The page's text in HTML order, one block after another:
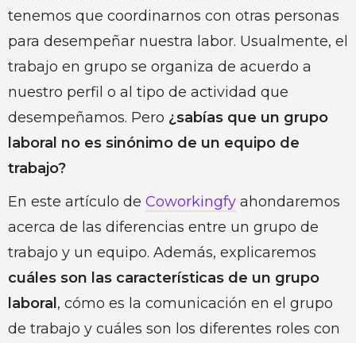
tenemos que coordinarnos con otras personas
para desempeñar nuestra labor. Usualmente, el
trabajo en grupo se organiza de acuerdo a
nuestro perfil o al tipo de actividad que
desempeñamos. Pero ¿sabías que un grupo
laboral no es sinónimo de un equipo de
trabajo?
En este artículo de Coworkingfy ahondaremos
acerca de las diferencias entre un grupo de
trabajo y un equipo. Además, explicaremos
cuáles son las características de un grupo
laboral , cómo es la comunicación en el grupo
de trabajo y cuáles son los diferentes roles con